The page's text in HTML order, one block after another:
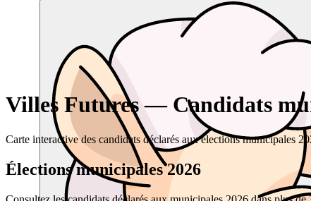
Villes Futures — Candidats
Carte interactive des candidats déclarés aux élections municipales
Élections municipales 2026